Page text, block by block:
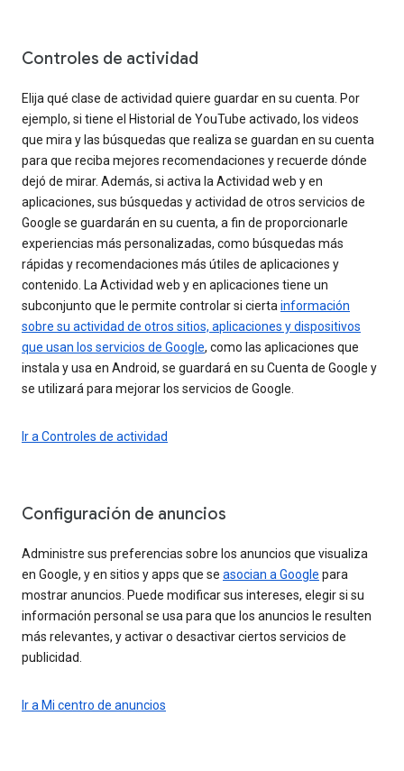
Controles de actividad
Elija qué clase de actividad quiere guardar en su cuenta. Por
ejemplo, si tiene el Historial de YouTube activado, los videos
que mira y las búsquedas que realiza se guardan en su cuenta
para que reciba mejores recomendaciones y recuerde dónde
dejó de mirar. Además, si activa la Actividad web y en
aplicaciones, sus búsquedas y actividad de otros servicios de
Google se guardarán en su cuenta, a fin de proporcionarle
experiencias más personalizadas, como búsquedas más
rápidas y recomendaciones más útiles de aplicaciones y
contenido. La Actividad web y en aplicaciones tiene un
subconjunto que le permite controlar si cierta información
sobre su actividad de otros sitios, aplicaciones y dispositivos
que usan los servicios de Google, como las aplicaciones que
instala y usa en Android, se guardará en su Cuenta de Google y
se utilizará para mejorar los servicios de Google.
Ir a Controles de actividad
Configuración de anuncios
Administre sus preferencias sobre los anuncios que visualiza
en Google, y en sitios y apps que se asocian a Google para
mostrar anuncios. Puede modificar sus intereses, elegir si su
información personal se usa para que los anuncios le resulten
más relevantes, y activar o desactivar ciertos servicios de
publicidad.
Ir a Mi centro de anuncios